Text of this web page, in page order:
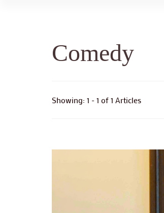
Comedy
Showing: 1 - 1 of 1 Articles